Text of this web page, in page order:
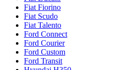
Fiat Fiorino
Fiat Scudo
Fiat Talento
Ford Connect
Ford Courier
Ford Custom
Ford Transit